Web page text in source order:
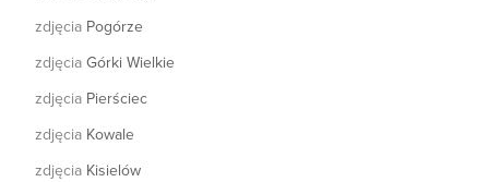
zdjęcia Pogórze
zdjęcia Górki Wielkie
zdjęcia Pierściec
zdjęcia Kowale
zdjęcia Kisielów